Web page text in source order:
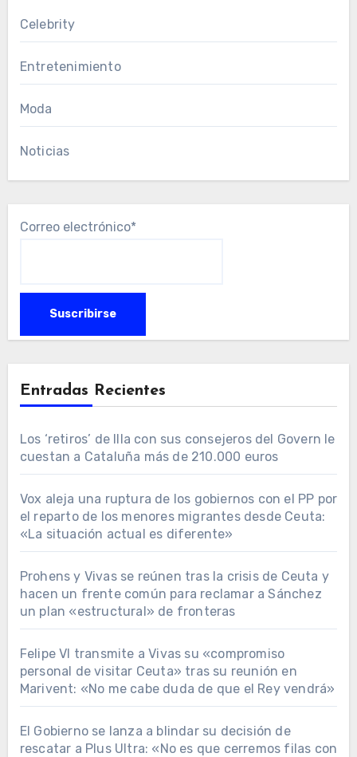
Celebrity
Entretenimiento
Moda
Noticias
Correo electrónico*
Entradas Recientes
Los ‘retiros’ de Illa con sus consejeros del Govern le
cuestan a Cataluña más de 210.000 euros
Vox aleja una ruptura de los gobiernos con el PP por
el reparto de los menores migrantes desde Ceuta:
«La situación actual es diferente»
Prohens y Vivas se reúnen tras la crisis de Ceuta y
hacen un frente común para reclamar a Sánchez
un plan «estructural» de fronteras
Felipe VI transmite a Vivas su «compromiso
personal de visitar Ceuta» tras su reunión en
Marivent: «No me cabe duda de que el Rey vendrá»
El Gobierno se lanza a blindar su decisión de
rescatar a Plus Ultra: «No es que cerremos filas con